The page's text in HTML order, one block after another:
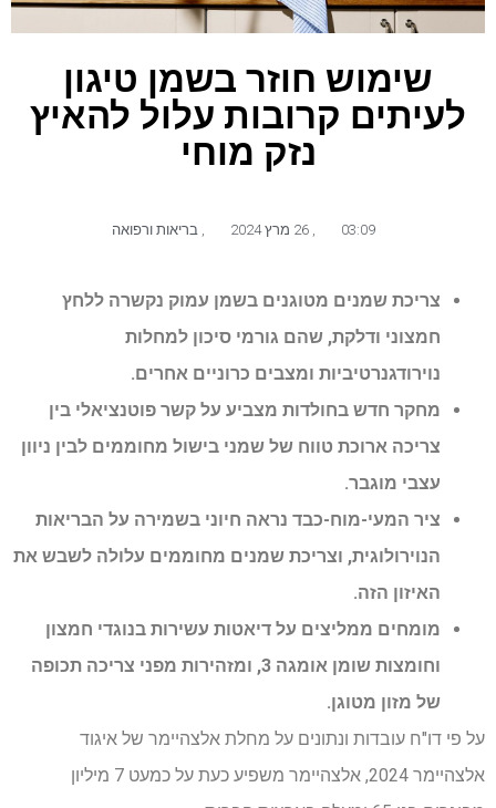
שימוש חוזר בשמן טיגון
לעיתים קרובות עלול להאיץ
נזק מוחי
03:09 בריאות ורפואה
צריכת שמנים מטוגנים בשמן עמוק נקשרה ללחץ
חמצוני ודלקת, שהם גורמי סיכון למחלות
נוירודגנרטיביות ומצבים כרוניים אחרים.
מחקר חדש בחולדות מצביע על קשר פוטנציאלי בין
צריכה ארוכת טווח של שמני בישול מחוממים לבין ניוון
עצבי מוגבר.
ציר המעי-מוח-כבד נראה חיוני בשמירה על הבריאות
הנוירולוגית, וצריכת שמנים מחוממים עלולה לשבש את
האיזון הזה.
מומחים ממליצים על דיאטות עשירות בנוגדי חמצון
וחומצות שומן אומגה 3, ומזהירות מפני צריכה תכופה
של מזון מטוגן.
על פי דו"ח עובדות ונתונים על מחלת אלצהיימר של איגוד
אלצהיימר 2024, אלצהיימר משפיע כעת על כמעט 7 מיליון